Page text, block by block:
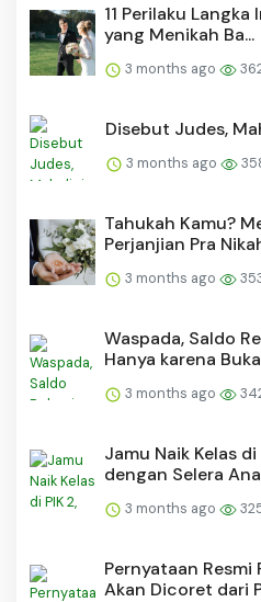
11 Perilaku
yang Menikah Ba...
3 months ago
Disebut Judes,
3 months ago
Tahukah Kamu?
Perjanjian Pra
3 months ago
Waspada, Saldo
Hanya karena
3 months ago
Jamu Naik Kelas
dengan Selera
3 months ago
Pernyataan Resmi
Akan Dicoret dari